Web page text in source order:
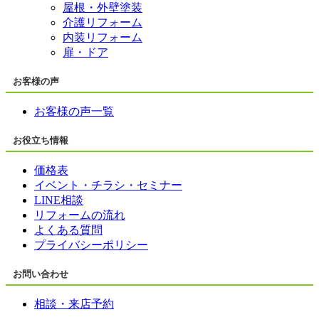
屋根・外壁塗装
介護リフォーム
内装リフォーム
扉・ドア
お客様の声
お客様の声一覧
お役立ち情報
価格表
イベント・チラシ・セミナー
LINE相談
リフォームの流れ
よくある質問
プライバシーポリシー
お問い合わせ
相談・来店予約